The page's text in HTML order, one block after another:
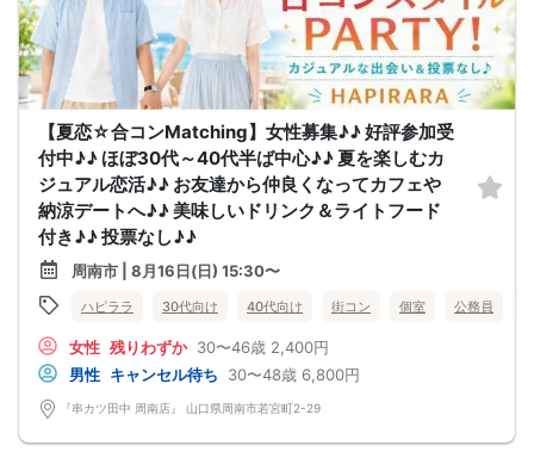
【夏恋☆合コンMatching】女性募集♪♪ 好評参加受
付中♪♪ ほぼ30代～40代半ば中心♪♪ 夏を楽しむカ
ジュアル恋活♪♪ お友達から仲良くなってカフェや
納涼デートへ♪♪ 美味しいドリンク＆ライトフード
付き♪♪ 投票なし♪♪
周南市 | 8月16日(日) 15:30〜
ハピララ 30代向け 40代向け 街コン 個室 公務員
女性 残りわずか 30〜46歳 2,400円
男性 キャンセル待ち 30〜48歳 6,800円
『串カツ田中 周南店』 山口県周南市若宮町2-29